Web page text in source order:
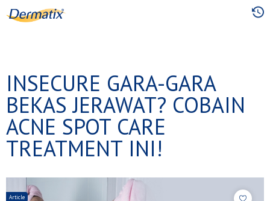
INSECURE GARA-GARA
BEKAS JERAWAT? COBAIN
ACNE SPOT CARE
TREATMENT INI!
Article